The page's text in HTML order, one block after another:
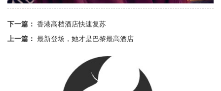
下一篇： 香港高档酒店快速复苏
上一篇： 最新登场，她才是巴黎最高酒店